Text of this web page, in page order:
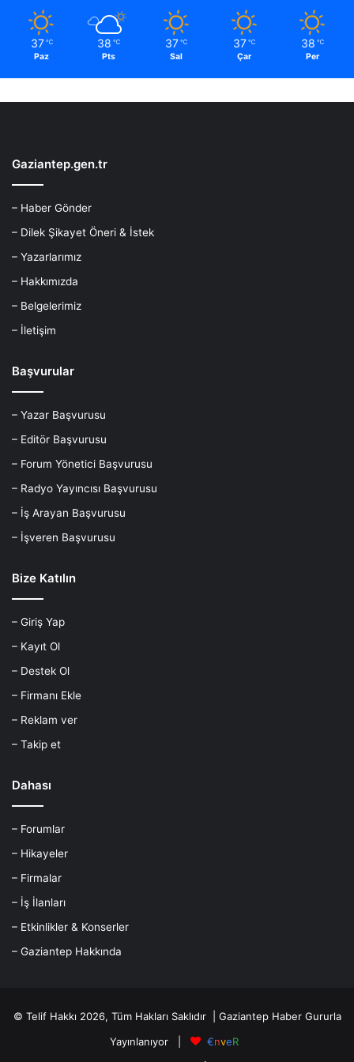
37 ℃
Paz
38 ℃
Pts
37 ℃
Sal
37 ℃
Çar
38 ℃
Per
Gaziantep.gen.tr
– Haber Gönder
– Dilek Şikayet Öneri & İstek
– Yazarlarımız
– Hakkımızda
– Belgelerimiz
– İletişim
Başvurular
– Yazar Başvurusu
– Editör Başvurusu
– Forum Yönetici Başvurusu
– Radyo Yayıncısı Başvurusu
– İş Arayan Başvurusu
– İşveren Başvurusu
Bize Katılın
– Giriş Yap
– Kayıt Ol
– Destek Ol
– Firmanı Ekle
– Reklam ver
– Takip et
Dahası
– Forumlar
– Hikayeler
– Firmalar
– İş İlanları
– Etkinlikler & Konserler
– Gaziantep Hakkında
© Telif Hakkı 2026, Tüm Hakları Saklıdır | Gaziantep HaberGururla
Yayınlanıyor |
€nveR